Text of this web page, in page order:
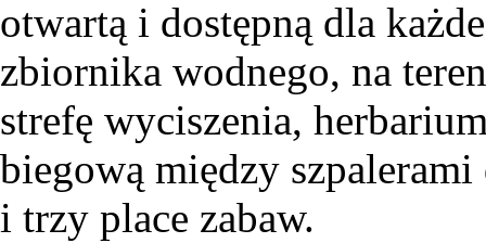
otwartą i dostępną dla
zbiornika wodnego, na
strefę wyciszenia,
biegową między
i trzy place zabaw.